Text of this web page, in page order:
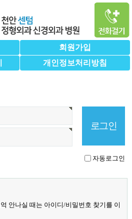
회원가입
개인정보처리방침
자동로그인
안나실 때는 아이디/비밀번호 찾기를 이